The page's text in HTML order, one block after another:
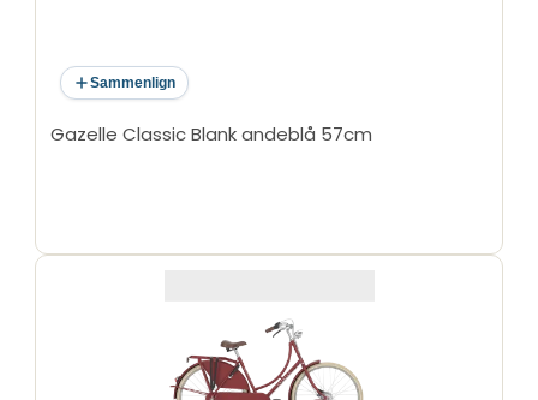
Sammenlign
Gazelle Classic Blank andeblå 57cm